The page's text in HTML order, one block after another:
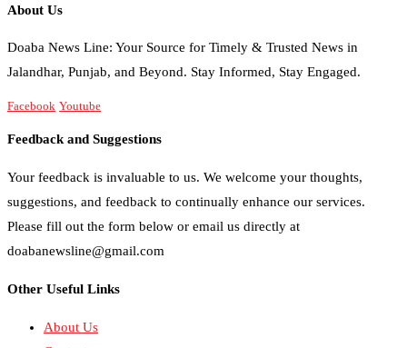
About Us
Doaba News Line: Your Source for Timely & Trusted News in
Jalandhar, Punjab, and Beyond. Stay Informed, Stay Engaged.
Facebook Youtube
Feedback and Suggestions
Your feedback is invaluable to us. We welcome your thoughts,
suggestions, and feedback to continually enhance our services.
Please fill out the form below or email us directly at
doabanewsline@gmail.com
Other Useful Links
About Us